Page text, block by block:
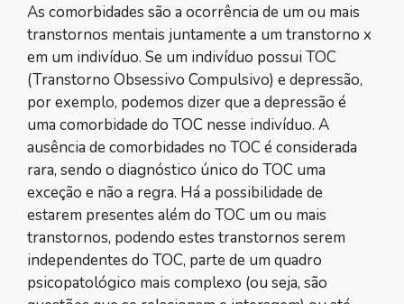
As comorbidades são a ocorrência de um ou mais
transtornos mentais juntamente a um transtorno x
em um indivíduo. Se um indivíduo possui TOC
(Transtorno Obsessivo Compulsivo) e depressão,
por exemplo, podemos dizer que a depressão é
uma comorbidade do TOC nesse indivíduo. A
ausência de comorbidades no TOC é considerada
rara, sendo o diagnóstico único do TOC uma
exceção e não a regra. Há a possibilidade de
estarem presentes além do TOC um ou mais
transtornos, podendo estes transtornos serem
independentes do TOC, parte de um quadro
psicopatológico mais complexo (ou seja, são